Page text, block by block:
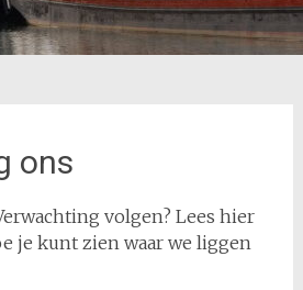
ons
volgen? Lees hier
je kunt zien waar we liggen